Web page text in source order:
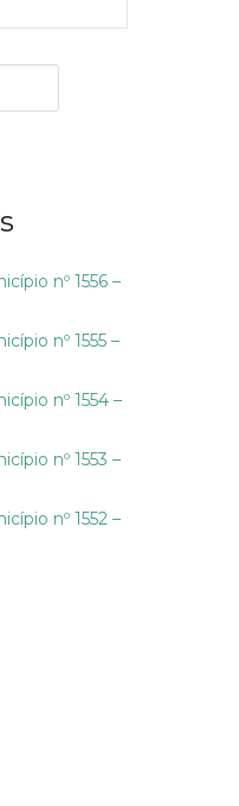
nº 1556 –
nº 1555 –
nº 1554 –
nº 1553 –
nº 1552 –